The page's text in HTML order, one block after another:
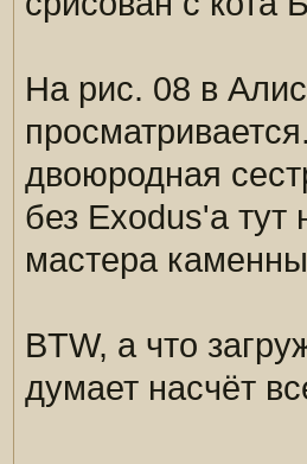
На рис. 08 в
двоюродная
без Exodus'а
мастера
BTW, а что
думает насчёт